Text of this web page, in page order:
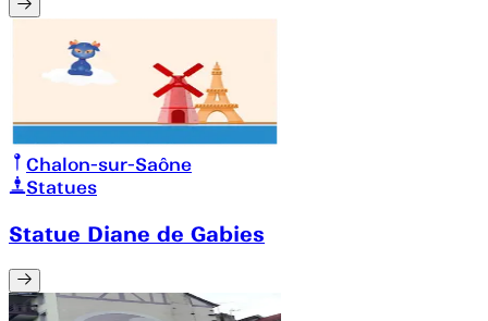
Chalon-sur-Saône
Statues
Statue Diane de Gabies